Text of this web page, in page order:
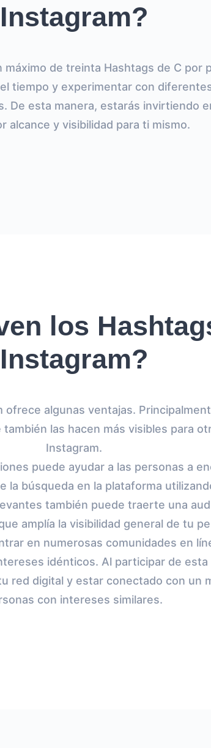
Instagram?
de treinta Hashtags de C por
tiempo y experimentar con
De esta manera, estarás invirtiendo
alcance y visibilidad para ti mismo.
los
Instagram?
ofrece algunas ventajas.
las hacen más visibles para
Instagram.
puede ayudar a las personas a
la búsqueda en la plataforma
también puede traerte una
amplía la visibilidad general de tu
en numerosas comunidades en
idénticos. Al participar de esta
red digital y estar conectado con un
con intereses similares.